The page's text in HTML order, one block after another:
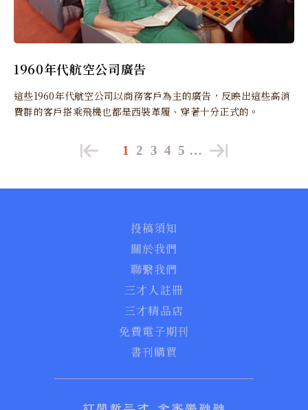
1960年代航空公司廣告
這些1960年代航空公司以商務客戶為主的廣告，反映出這些高消
費群的客戶搭乘飛機也都是西裝革履、穿著十分正式的。
1 2 3 4 5 …
投稿須知
關於我們
聯繫我們
三才人註冊
三才精品店
免費電子期刊
書刊購買
訂閱新三才 全家樂融融